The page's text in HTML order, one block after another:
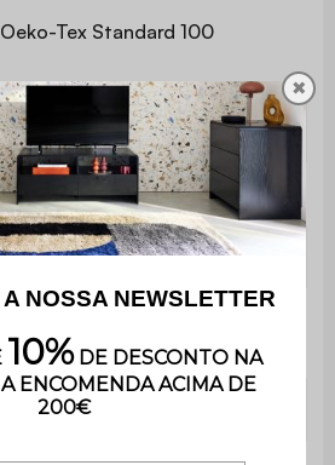
Oeko-Tex Standard 100
Interior
8 kg
3 anos
doméstico
Não
✖